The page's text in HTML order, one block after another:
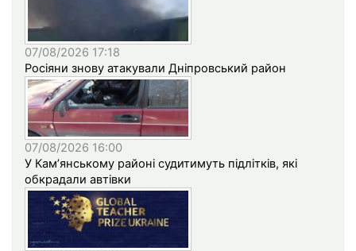
07/08/2026 17:18
Росіяни знову атакували Дніпровський район
07/08/2026 16:00
У Кам’янському районі судитимуть підлітків, які
обкрадали автівки